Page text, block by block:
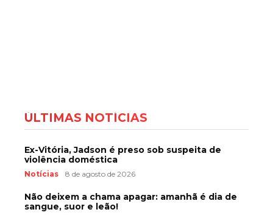
ÚLTIMAS NOTÍCIAS
Ex-Vitória, Jadson é preso sob suspeita de
violência doméstica
Notícias 8 de agosto de 2026
Não deixem a chama apagar: amanhã é dia de
sangue, suor e leão!